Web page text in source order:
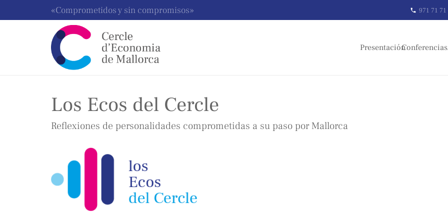
«Comprometidos y sin compromisos» phone 971 71 71
PresentaciónConferencias
Los Ecos del Cercle
Reflexiones de personalidades comprometidas a su paso por Mallorca